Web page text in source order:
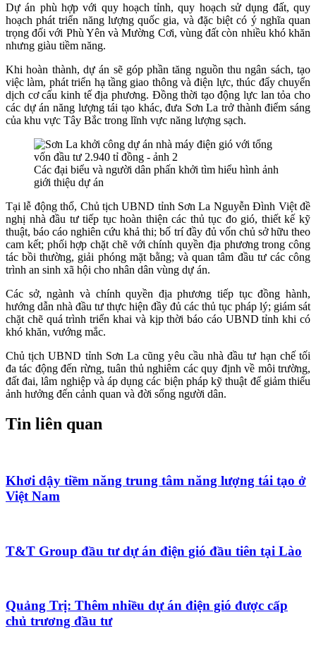
Dự án phù hợp với quy hoạch tỉnh, quy hoạch sử dụng đất, quy
hoạch phát triển năng lượng quốc gia, và đặc biệt có ý nghĩa quan
trọng đối với Phù Yên và Mường Cơi, vùng đất còn nhiều khó khăn
nhưng giàu tiềm năng.
Khi hoàn thành, dự án sẽ góp phần tăng nguồn thu ngân sách, tạo
việc làm, phát triển hạ tầng giao thông và điện lực, thúc đẩy chuyển
dịch cơ cấu kinh tế địa phương. Đồng thời tạo động lực lan tỏa cho
các dự án năng lượng tái tạo khác, đưa Sơn La trở thành điểm sáng
của khu vực Tây Bắc trong lĩnh vực năng lượng sạch.
Các đại biểu và người dân phấn khởi tìm hiểu hình ảnh
giới thiệu dự án
Tại lễ động thổ, Chủ tịch UBND tỉnh Sơn La Nguyễn Đình Việtđề
nghị nhà đầu tư tiếp tục hoàn thiện các thủ tục đo gió, thiết kế kỹ
thuật, báo cáo nghiên cứu khả thi; bố trí đầy đủ vốn chủ sở hữu theo
cam kết; phối hợp chặt chẽ với chính quyền địa phương trong công
tác bồi thường, giải phóng mặt bằng; và quan tâm đầu tư các công
trình an sinh xã hội cho nhân dân vùng dự án.
Các sở, ngành và chính quyền địa phương tiếp tục đồng hành,
hướng dẫn nhà đầu tư thực hiện đầy đủ các thủ tục pháp lý; giám sát
chặt chẽ quá trình triển khai và kịp thời báo cáo UBND tỉnh khi có
khó khăn, vướng mắc.
Chủ tịch UBND tỉnh Sơn La cũng yêu cầu nhà đầu tư hạn chế tối
đa tác động đến rừng, tuân thủ nghiêm các quy định về môi trường,
đất đai, lâm nghiệp và áp dụng các biện pháp kỹ thuật để giảm thiểu
ảnh hưởng đến cảnh quan và đời sống người dân.
Tin liên quan
Khơi dậy tiềm năng trung tâm năng lượng tái tạo ở
Việt Nam
T&T Group đầu tư dự án điện gió đầu tiên tại Lào
Quảng Trị: Thêm nhiều dự án điện gió được cấp
chủ trương đầu tư